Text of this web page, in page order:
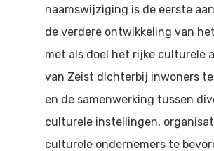
naamswijziging is de eerste
de verdere ontwikkeling van
met als doel het rijke culturele
van Zeist dichterbij inwoners
en de samenwerking tussen
culturele instellingen,
culturele ondernemers te
Zang